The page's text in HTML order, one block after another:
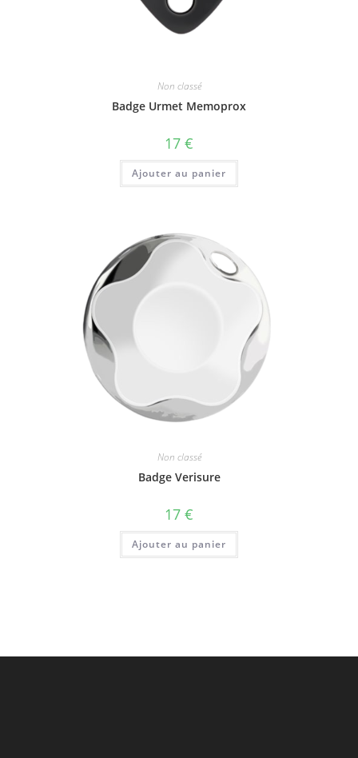
Non classé
Badge Urmet Memoprox
17 €
Ajouter au panier
Non classé
Badge Verisure
17 €
Ajouter au panier